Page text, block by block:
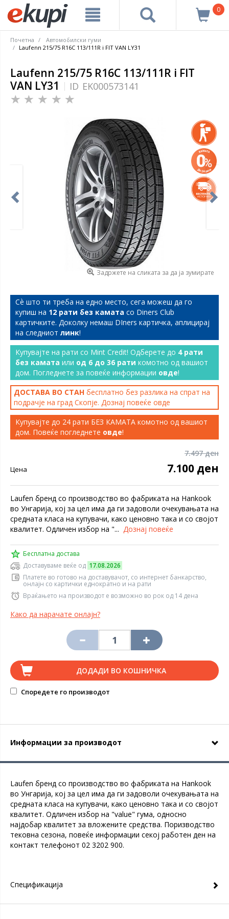
0
Почетна
Автомобилски гуми
Laufenn 215/75 R16C 113/111R i FIT VAN LY31
Laufenn 215/75 R16C 113/111R i FIT
VAN LY31
ID EK000573141
Задржете на сликата за да ја зумирате
Сѐ што ти треба на едно место, сега можеш да го
купиш на 12 рати без камата со Diners Club
картичките. Доколку немаш DIners картичка, аплицирај
на следниот линк!
Купувајте на рати со Mint Credit! Одберете до 4 рати
без камата или од 6 до 36 рати комотно од вашиот
дом. Погледнете за повеќе информации овде!
ДОСТАВА ВО СТАН бесплатно без разлика на спрат на
подрачје на град Скопје. Дознај повеќе овде
Купувајте до 24 рати БЕЗ КАМАТА комотно од вашиот
дом. Повеќе погледнете овде!
7.497 ден
Цена 7.100 ден
Laufen бренд со производство во фабриката на Hankook
во Унгарија, кој за цел има да ги задоволи очекувањата на
средната класа на купувачи, како ценовно така и со својот
квалитет. Одличен избор на "... Дознај повеќе
Бесплатна достава
Доставуваме веќе од 17.08.2026
Платете во готово на доставувачот, со интернет банкарство,
онлајн со картички еднократно и на рати
Враќањето на производот е возможно во рок од 14 дена
Како да нарачате онлајн?
ДОДАДИ ВО КОШНИЧКА
Споредете го производот
Информации за производот
Laufen бренд со производство во фабриката на Hankook
во Унгарија, кој за цел има да ги задоволи очекувањата на
средната класа на купувачи, како ценовно така и со својот
квалитет. Одличен избор на "value" гума, односно
најдобар квалитет за вложените средства. Поризводство
тековна сезона, повеќе информации секој работен ден на
контакт телефонот 02 3202 900.
Спецификација